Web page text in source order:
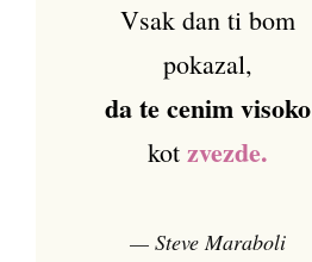
Vsak dan ti bom
pokazal,
da te cenim visoko
kot zvezde.
— Steve Maraboli